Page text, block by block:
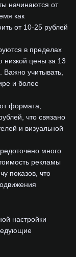
начинаются от
как
от 10-25 рублей
в пределах
низкой цены за 13
учитывать,
и более
формата,
что связано
и визуальной
много
рекламы
показов, что
настройки